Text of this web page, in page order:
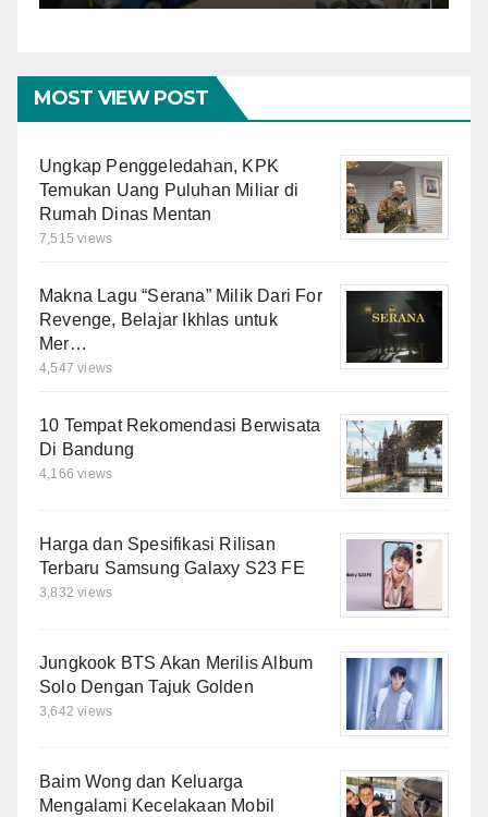
MOST VIEW POST
Ungkap Penggeledahan, KPK
Temukan Uang Puluhan Miliar di
Rumah Dinas Mentan
7,515 views
Makna Lagu “Serana” Milik Dari For
Revenge, Belajar Ikhlas untuk
Mer…
4,547 views
10 Tempat Rekomendasi Berwisata
Di Bandung
4,166 views
Harga dan Spesifikasi Rilisan
Terbaru Samsung Galaxy S23 FE
3,832 views
Jungkook BTS Akan Merilis Album
Solo Dengan Tajuk Golden
3,642 views
Baim Wong dan Keluarga
Mengalami Kecelakaan Mobil